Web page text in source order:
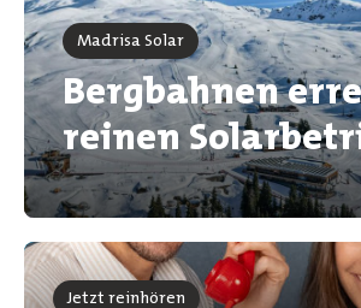
Madrisa Solar
Bergbahnen
reinen
Jetzt reinhören